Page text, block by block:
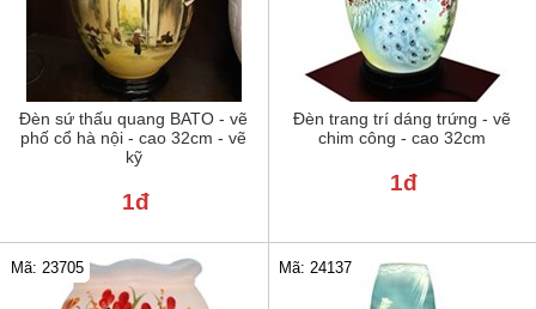
Đèn sứ thấu quang BATO - vẽ
phố cổ hà nội - cao 32cm - vẽ
kỹ
1đ
Đèn trang trí dáng trứng - vẽ
chim công - cao 32cm
1đ
Mã: 23705 Mã: 24137